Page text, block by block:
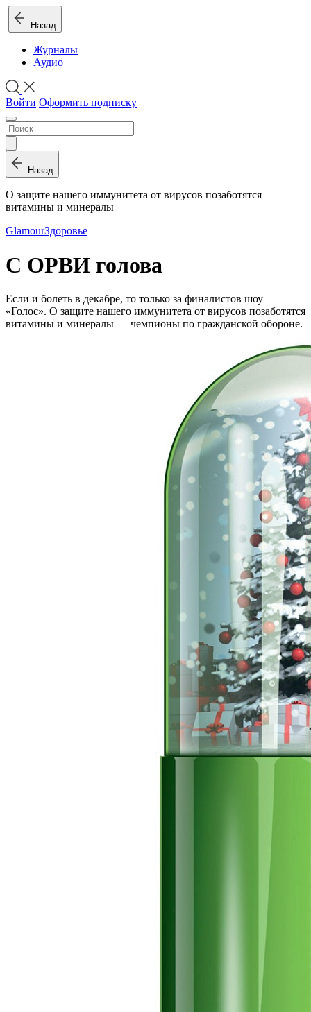
Назад
Журналы
Аудио
Войти Оформить подписку
Назад
О защите нашего иммунитета от вирусов позаботятся
витамины и минералы
GlamourЗдоровье
С ОРВИ голова
Если и болеть в декабре, то только за финалистов шоу
«Голос». О защите нашего иммунитета от вирусов позаботятся
витамины и минералы — чемпионы по гражданской обороне.